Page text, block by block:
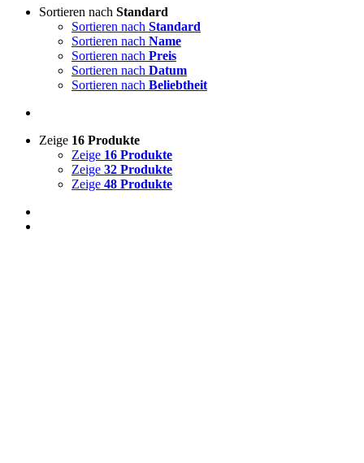
Sortieren nach Standard
Sortieren nach Standard
Sortieren nach Name
Sortieren nach Preis
Sortieren nach Datum
Sortieren nach Beliebtheit
Zeige 16 Produkte
Zeige 16 Produkte
Zeige 32 Produkte
Zeige 48 Produkte